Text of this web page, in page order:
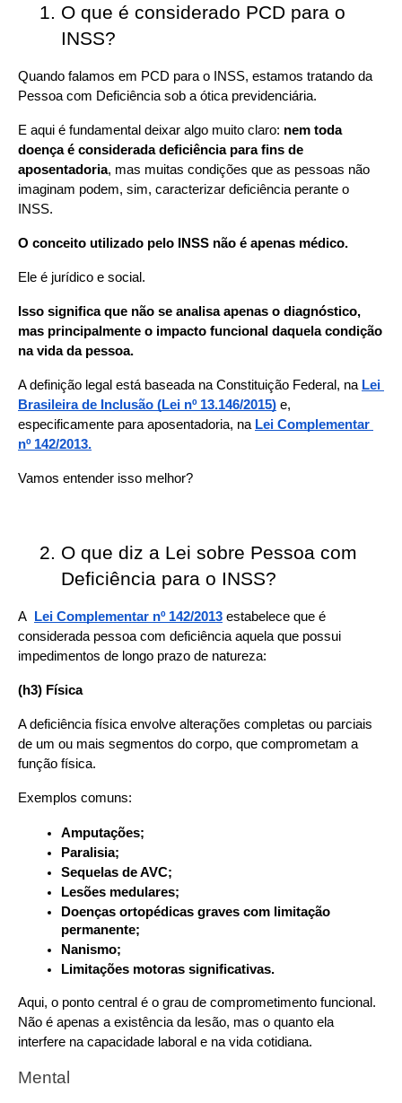
O que é considerado PCD para o
INSS?
Quando falamos em PCD para o INSS, estamos tratando da
Pessoa com Deficiência sob a ótica previdenciária.
E aqui é fundamental deixar algo muito claro: nem toda
doença é considerada deficiência para fins de
aposentadoria, mas muitas condições que as pessoas não
imaginam podem, sim, caracterizar deficiência perante o
INSS.
O conceito utilizado pelo INSS não é apenas médico.
Ele é jurídico e social.
Isso significa que não se analisa apenas o diagnóstico,
mas principalmente o impacto funcional daquela condição
na vida da pessoa.
A definição legal está baseada na Constituição Federal, na Lei
Brasileira de Inclusão (Lei nº 13.146/2015) e,
especificamente para aposentadoria, na Lei Complementar
nº 142/2013.
Vamos entender isso melhor?
O que diz a Lei sobre Pessoa com
Deficiência para o INSS?
A Lei Complementar nº 142/2013 estabelece que é
considerada pessoa com deficiência aquela que possui
impedimentos de longo prazo de natureza:
(h3) Física
A deficiência física envolve alterações completas ou parciais
de um ou mais segmentos do corpo, que comprometam a
função física.
Exemplos comuns:
Amputações;
Paralisia;
Sequelas de AVC;
Lesões medulares;
Doenças ortopédicas graves com limitação
permanente;
Nanismo;
Limitações motoras significativas.
Aqui, o ponto central é o grau de comprometimento funcional.
Não é apenas a existência da lesão, mas o quanto ela
interfere na capacidade laboral e na vida cotidiana.
Mental